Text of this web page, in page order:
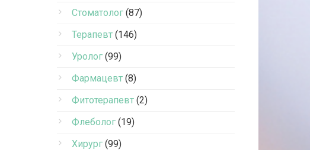
Стоматолог (87)
Терапевт (146)
Уролог (99)
Фармацевт (8)
Фитотерапевт (2)
Флеболог (19)
Хирург (99)